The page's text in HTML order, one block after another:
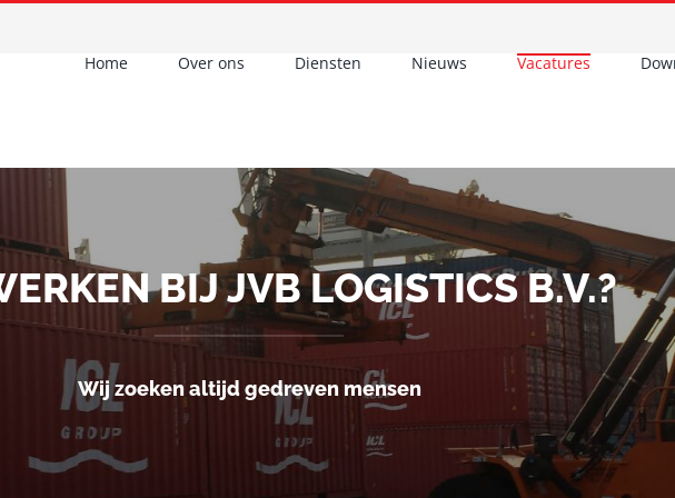
Home Over ons Diensten Nieuws Vacatures
BIJ JVB LOGISTICS B.V.?
Wij zoeken altijd gedreven mensen